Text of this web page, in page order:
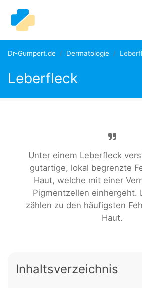
Dr-Gumpert.de Dermatologie
Leberfleck
Unter einem Leberfleck
gutartige, lokal begrenzte
Haut, welche mit einer
Pigmentzellen einhergeht.
zählen zu den häufigsten
Haut.
Inhaltsverzeichnis